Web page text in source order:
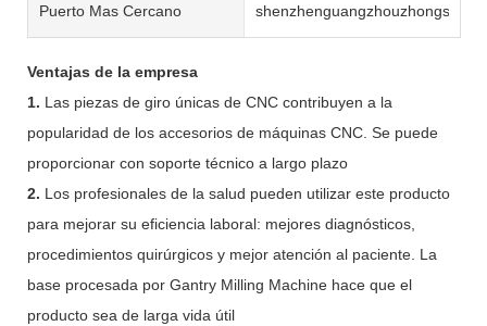
Puerto Mas Cercano shenzhenguangzhouzhongshan
Ventajas de la empresa
1. Las piezas de giro únicas de CNC contribuyen a la
popularidad de los accesorios de máquinas CNC. Se puede
proporcionar con soporte técnico a largo plazo
2. Los profesionales de la salud pueden utilizar este producto
para mejorar su eficiencia laboral: mejores diagnósticos,
procedimientos quirúrgicos y mejor atención al paciente. La
base procesada por Gantry Milling Machine hace que el
producto sea de larga vida útil